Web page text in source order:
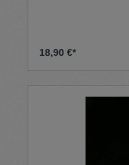
18,90 €*